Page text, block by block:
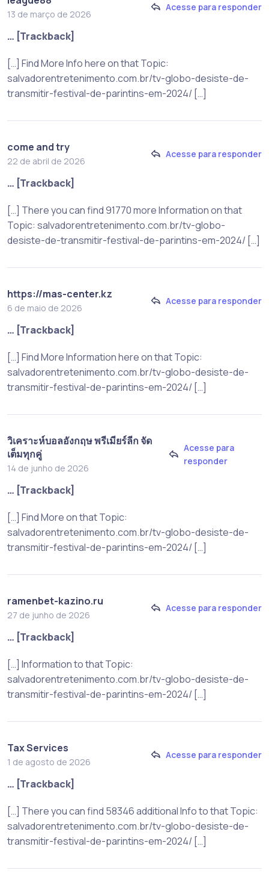
13 de março de 2026
Acesse para responder
… [Trackback]
[…] Find More Info here on that Topic:
salvadorentretenimento.com.br/tv-globo-desiste-de-
transmitir-festival-de-parintins-em-2024/ […]
come and try
22 de abril de 2026
Acesse para responder
… [Trackback]
[…] There you can find 91770 more Information on that
Topic: salvadorentretenimento.com.br/tv-globo-
desiste-de-transmitir-festival-de-parintins-em-2024/ […]
https://mas-center.kz
6 de maio de 2026
Acesse para responder
… [Trackback]
[…] Find More Information here on that Topic:
salvadorentretenimento.com.br/tv-globo-desiste-de-
transmitir-festival-de-parintins-em-2024/ […]
วิเคราะห์บอลอังกฤษ พรีเมียร์ลีก จัด
เต็มทุกคู่
14 de junho de 2026
Acesse para
responder
… [Trackback]
[…] Find More on that Topic:
salvadorentretenimento.com.br/tv-globo-desiste-de-
transmitir-festival-de-parintins-em-2024/ […]
ramenbet-kazino.ru
27 de junho de 2026
Acesse para responder
… [Trackback]
[…] Information to that Topic:
salvadorentretenimento.com.br/tv-globo-desiste-de-
transmitir-festival-de-parintins-em-2024/ […]
Tax Services
1 de agosto de 2026
Acesse para responder
… [Trackback]
[…] There you can find 58346 additional Info to that Topic:
salvadorentretenimento.com.br/tv-globo-desiste-de-
transmitir-festival-de-parintins-em-2024/ […]